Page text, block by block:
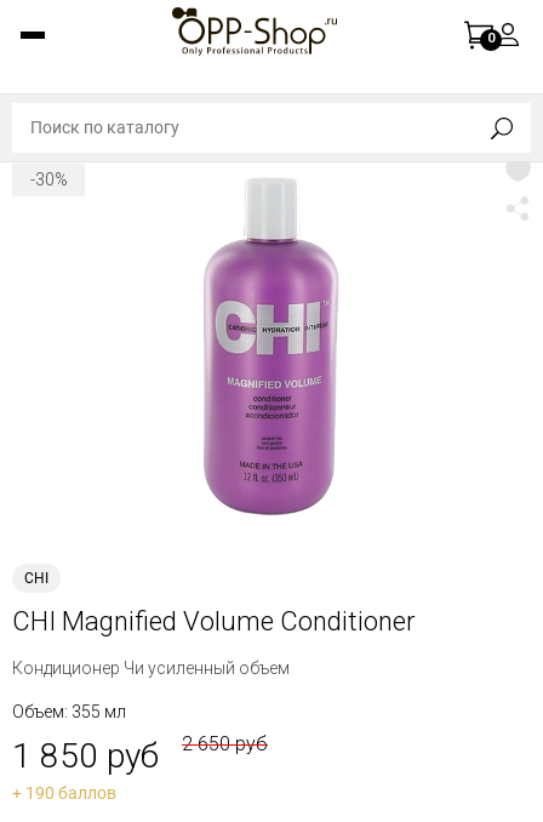
0
-30%
CHI
CHI Magnified Volume Conditioner
Кондиционер Чи усиленный объем
Объем: 355 мл
1 850 руб 2 650 руб
+ 190 баллов